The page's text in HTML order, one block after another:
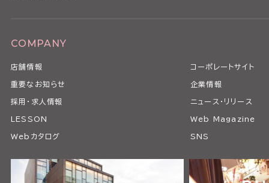
COMPANY
店舗情報 コーポレートサイト
重要なお知らせ 企業情報
採用・求人情報 ニュース・リリース
LESSON Web Magazine
Webカタログ SNS